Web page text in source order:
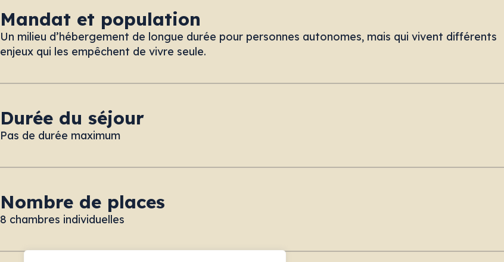
Mandat et population
Un milieu d’hébergement de longue durée pour personnes autonomes, mais qui vivent différents
enjeux qui les empêchent de vivre seule.
Durée du séjour
Pas de durée maximum
Nombre de places
8 chambres individuelles